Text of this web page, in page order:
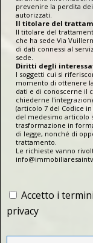
prevenire la perdita
autorizzati.
Il titolare del
Il titolare del
che ha sede Via
di dati connessi al
sede.
Diritti degli
I soggetti cui si
momento di ottenere
dati e di conoscerne il
chiederne
(articolo 7 del Codice
del medesimo articolo
trasformazione in
di legge, nonché di
trattamento.
Le richieste vanno
Accetto i
privacy